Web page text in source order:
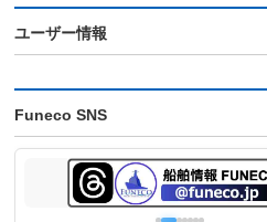
ユーザー情報
Funeco SNS